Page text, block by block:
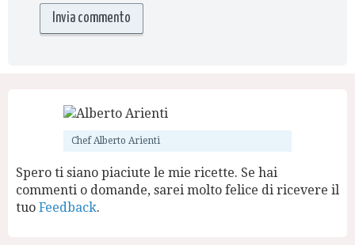
Chef Alberto Arienti
Spero ti siano piaciute le mie ricette. Se hai
commenti o domande, sarei molto felice di ricevere il
tuo Feedback.